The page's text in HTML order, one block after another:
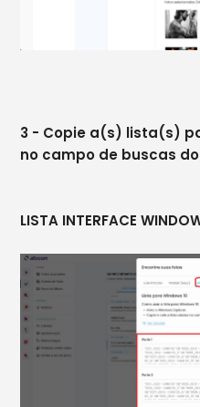
3 - Copie a(s) lista(s)
no campo de buscas
LISTA INTERFACE